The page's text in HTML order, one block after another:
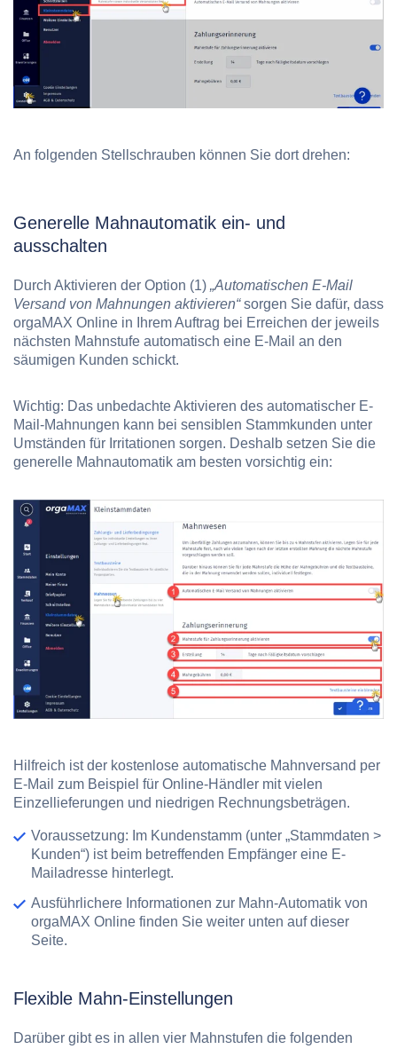
An folgenden Stellschrauben können Sie dort drehen:
Generelle Mahnautomatik ein- und
ausschalten
Durch Aktivieren der Option (1) „Automatischen E-Mail
Versand von Mahnungen aktivieren“ sorgen Sie dafür, dass
orgaMAX Online in Ihrem Auftrag bei Erreichen der jeweils
nächsten Mahnstufe automatisch eine E-Mail an den
säumigen Kunden schickt.
Wichtig: Das unbedachte Aktivieren des automatischer E-
Mail-Mahnungen kann bei sensiblen Stammkunden unter
Umständen für Irritationen sorgen. Deshalb setzen Sie die
generelle Mahnautomatik am besten vorsichtig ein:
Hilfreich ist der kostenlose automatische Mahnversand per
E-Mail zum Beispiel für Online-Händler mit vielen
Einzellieferungen und niedrigen Rechnungsbeträgen.
Voraussetzung: Im Kundenstamm (unter „Stammdaten >
Kunden“) ist beim betreffenden Empfänger eine E-
Mailadresse hinterlegt.
Ausführlichere Informationen zur Mahn-Automatik von
orgaMAX Online finden Sie weiter unten auf dieser
Seite.
Flexible Mahn-Einstellungen
Darüber gibt es in allen vier Mahnstufen die folgenden